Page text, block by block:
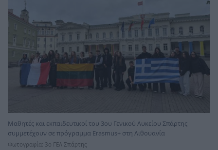
Μαθητές και εκπαιδευτικοί του 3ου Γενικού Λυκείου Σπάρτης
συμμετέχουν σε πρόγραμμα Erasmus+ στη Λιθουανία
Φωτογραφία: 3ο ΓΕΛ Σπάρτης